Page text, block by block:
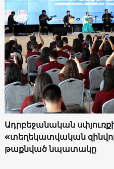
Ադրբեջանական
«տեղեկատվական
թաքնված նպատակը